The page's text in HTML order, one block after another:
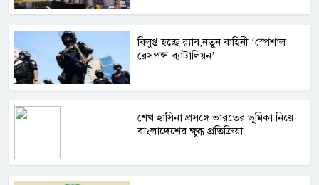
বিলুপ্ত হচ্ছে র‍্যাব,নতুন বাহিনী ‘স্পেশাল
রেসপন্স ব্যাটালিয়ন’
শেখ হাসিনা প্রসঙ্গে ভারতের ভূমিকা নিয়ে
বাংলাদেশের ক্ষুব্ধ প্রতিক্রিয়া